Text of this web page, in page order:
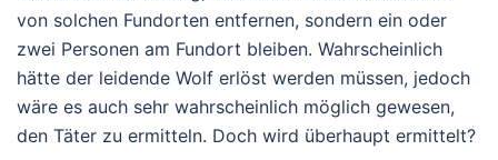
von solchen Fundorten entfernen, sondern ein oder
zwei Personen am Fundort bleiben. Wahrscheinlich
hätte der leidende Wolf erlöst werden müssen, jedoch
wäre es auch sehr wahrscheinlich möglich gewesen,
den Täter zu ermitteln. Doch wird überhaupt ermittelt?